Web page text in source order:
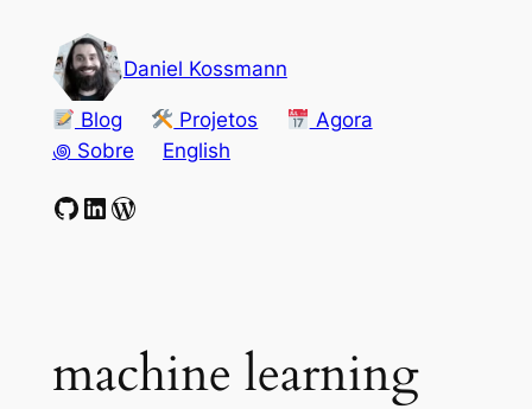
conteúdo
Daniel Kossmann
Blog Projetos
Agora
꩜ Sobre
English
GitHub
LinkedIn
WordPress
machine learning